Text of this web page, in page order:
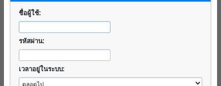
ชื่อผู้ใช้:
รหัสผ่าน:
เวลาอยู่ในระบบ: